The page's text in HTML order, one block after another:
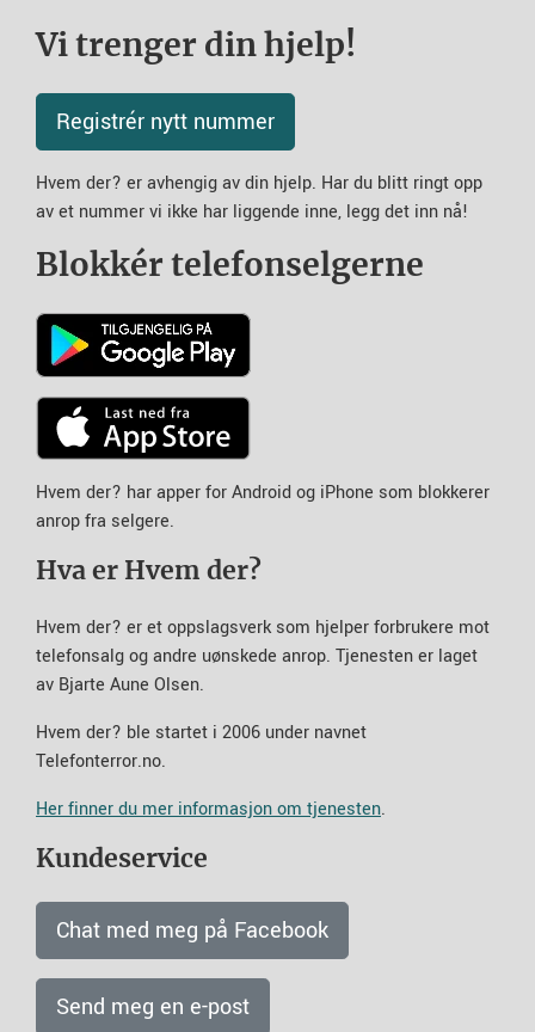
Vi trenger din hjelp!
Registrér nytt nummer
Hvem der? er avhengig av din hjelp. Har du blitt ringt opp
av et nummer vi ikke har liggende inne, legg det inn nå!
Blokkér telefonselgerne
Hvem der? har apper for Android og iPhone som blokkerer
anrop fra selgere.
Hva er Hvem der?
Hvem der? er et oppslagsverk som hjelper forbrukere mot
telefonsalg og andre uønskede anrop. Tjenesten er laget
av Bjarte Aune Olsen.
Hvem der? ble startet i 2006 under navnet
Telefonterror.no.
Her finner du mer informasjon om tjenesten.
Kundeservice
Chat med meg på Facebook
Send meg en e-post